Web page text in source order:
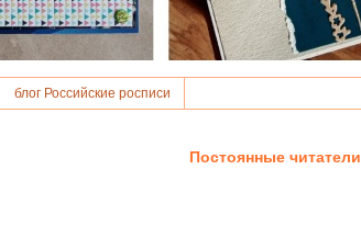
блог Российские росписи
Постоянные читатели